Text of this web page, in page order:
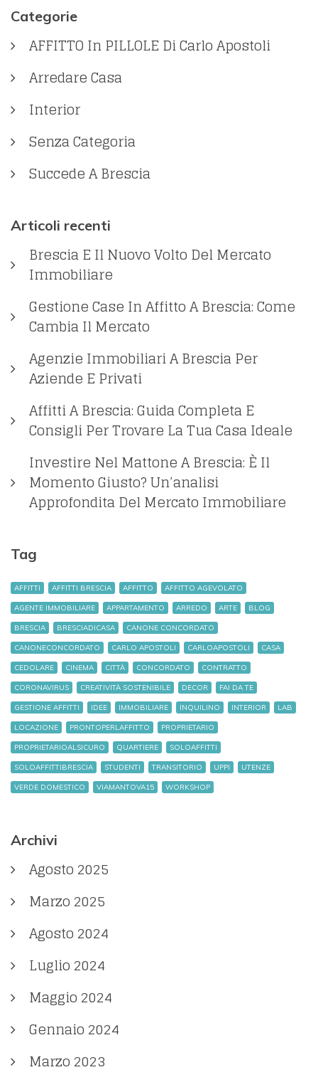
Categorie
AFFITTO In PILLOLE Di Carlo Apostoli
Arredare Casa
Interior
Senza Categoria
Succede A Brescia
Articoli recenti
Brescia E Il Nuovo Volto Del Mercato
Immobiliare
Gestione Case In Affitto A Brescia: Come
Cambia Il Mercato
Agenzie Immobiliari A Brescia Per
Aziende E Privati
Affitti A Brescia: Guida Completa E
Consigli Per Trovare La Tua Casa Ideale
Investire Nel Mattone A Brescia: È Il
Momento Giusto? Un’analisi
Approfondita Del Mercato Immobiliare
Tag
AFFITTI AFFITTI BRESCIA AFFITTO AFFITTO AGEVOLATO
AGENTE IMMOBILIARE APPARTAMENTO ARREDO ARTE BLOG
BRESCIA BRESCIADICASA CANONE CONCORDATO
CANONECONCORDATO CARLO APOSTOLI CARLOAPOSTOLI CASA
CEDOLARE CINEMA CITTÀ CONCORDATO CONTRATTO
CORONAVIRUS CREATIVITÀ SOSTENIBILE DECOR FAI DA TE
GESTIONE AFFITTI IDEE IMMOBILIARE INQUILINO INTERIOR LAB
LOCAZIONE PRONTOPERLAFFITTO PROPRIETARIO
PROPRIETARIOALSICURO QUARTIERE SOLOAFFITTI
SOLOAFFITTIBRESCIA STUDENTI TRANSITORIO UPPI UTENZE
VERDE DOMESTICO VIAMANTOVA15 WORKSHOP
Archivi
Agosto 2025
Marzo 2025
Agosto 2024
Luglio 2024
Maggio 2024
Gennaio 2024
Marzo 2023